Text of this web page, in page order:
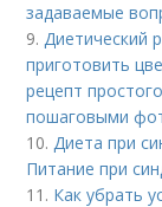
задаваемые
9.Диетический
приготовить
рецепт
пошаговыми
10.Диета при
Питание при
11. Как убрать